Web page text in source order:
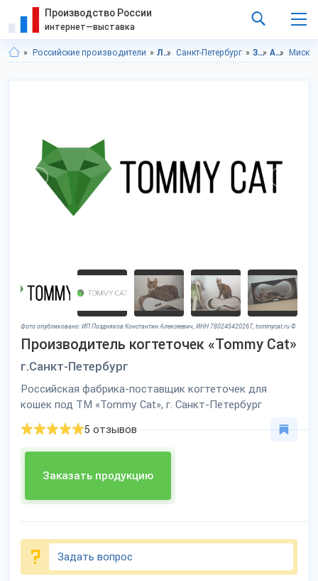
Производство России
интернет—выставка
Российские производители Ленинградская область Санкт-Петербург Зоотовары Аксессуары для питомцев Миски
Фото опубликовано: ИП Поздняков Константин Алексеевич, ИНН 780245420267, tommycat.ru ©
Производитель когтеточек «Tommy Cat»
г.Санкт-Петербург
Российская фабрика-поставщик когтеточек для
кошек под ТМ «Tommy Cat», г. Санкт-Петербург
Заказать продукцию
5 отзывов
Задать вопрос